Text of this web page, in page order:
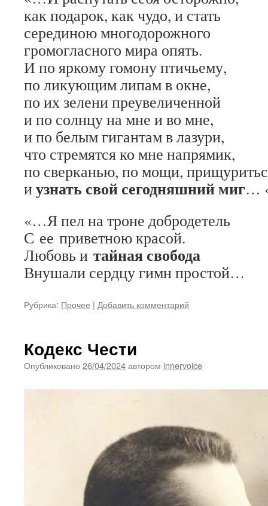
как подарок, как чудо, и стать
серединою многодорожного
громогласного мира опять.
И по яркому гомону птичьему,
по ликующим липам в окне,
по их зелени преувеличенной
и по солнцу на мне и во мне,
и по белым гигантам в лазури,
что стремятся ко мне напрямик,
по сверканью, по мощи,
иузнать свой сегодняшний миг…
«…Я пел на троне добродетель
С ее приветною красой.
Любовь и тайная свобода
Внушали сердцу гимн простой…
Рубрика: Прочее | Добавить комментарий
Кодекс Чести
Опубликовано 26/04/2024автором innervoice